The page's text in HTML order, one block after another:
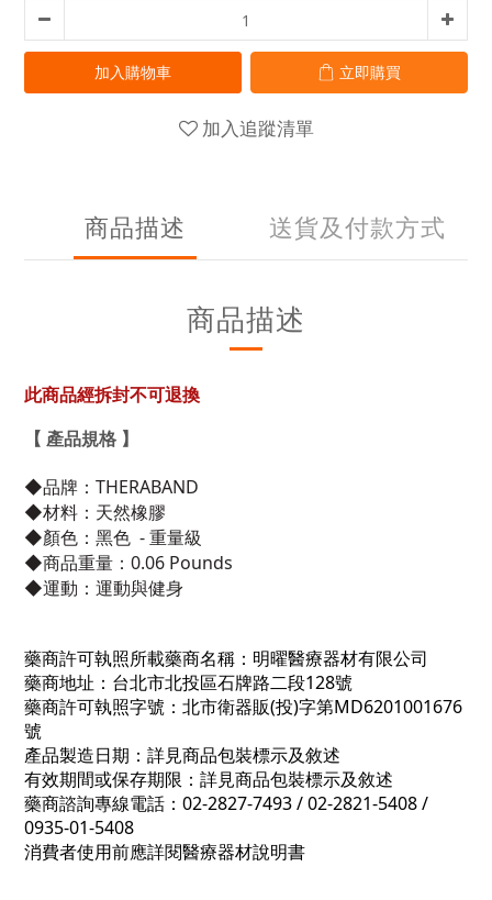
加入購物車 立即購買
加入追蹤清單
商品描述 送貨及付款方式
商品描述
此商品經拆封不可退換
【 產品規格 】
◆品牌：THERABAND
◆材料：天然橡膠
◆顏色：黑色 - 重量級
◆商品重量：0.06 Pounds
◆運動：運動與健身
藥商許可執照所載藥商名稱：明曜醫療器材有限公司
藥商地址：台北市北投區石牌路二段128號
藥商許可執照字號：北市衛器販(投)字第MD6201001676
號
產品製造日期：詳見商品包裝標示及敘述
有效期間或保存期限：詳見商品包裝標示及敘述
藥商諮詢專線電話：02-2827-7493 / 02-2821-5408 /
0935-01-5408
消費者使用前應詳閱醫療器材說明書